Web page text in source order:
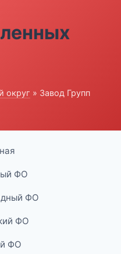
округ » Завод Групп
ФО
ФО
ФО
ФО